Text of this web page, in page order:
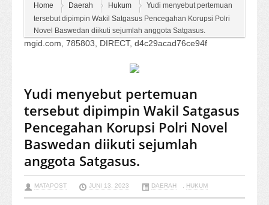
Home Daerah Hukum
Yudi menyebut pertemuan
tersebut dipimpin Wakil Satgasus Pencegahan Korupsi Polri
Novel Baswedan diikuti sejumlah anggota Satgasus.
mgid.com, 785803, DIRECT, d4c29acad76ce94f
Yudi menyebut pertemuan
tersebut dipimpin Wakil Satgasus
Pencegahan Korupsi Polri Novel
Baswedan diikuti sejumlah
anggota Satgasus.
MATAPOST JUNI 13, 2023 DAERAH , HUKUM